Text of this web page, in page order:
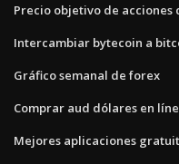
Precio objetivo de acciones
Intercambiar bytecoin a
Gráfico semanal de forex
Comprar aud dólares en
Mejores aplicaciones